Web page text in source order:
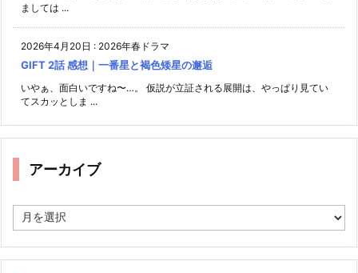
ましては ...
2026年4月20日 : 2026年春ドラマ
GIFT 2話 感想｜一番星と褐色矮星の邂逅
いやぁ、面白いですね〜…。 仮説が立証される展開は、やっぱり見てい
てスカッとしま ...
アーカイブ
ー
イ